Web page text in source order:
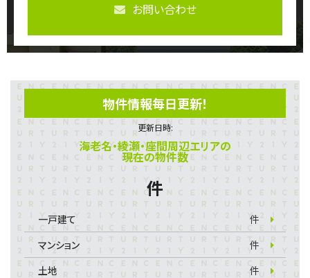
お問い合わせ
物件情報毎日更新！
更新日時:
海老名・綾瀬・座間周辺エリアの
現在の物件数
件
一戸建て
件
マンション
件
土地
件